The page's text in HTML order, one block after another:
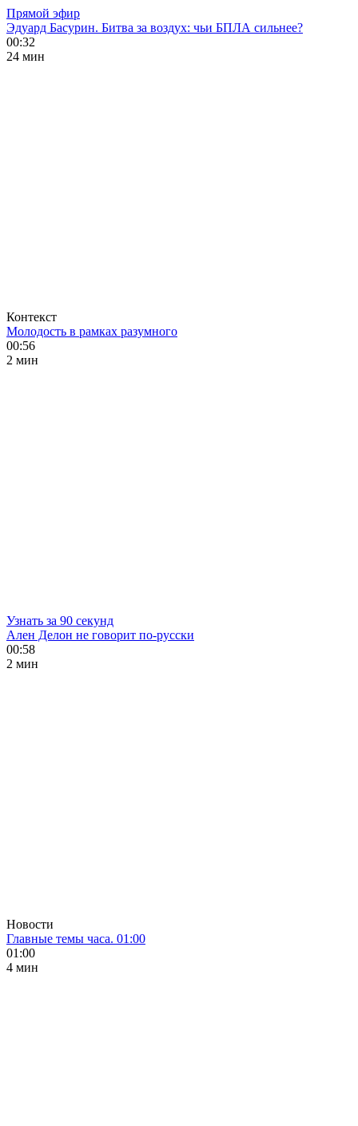
Прямой эфир
Эдуард Басурин. Битва за воздух: чьи БПЛА сильнее?
00:32
24 мин
Контекст
Молодость в рамках разумного
00:56
2 мин
Узнать за 90 секунд
Ален Делон не говорит по-русски
00:58
2 мин
Новости
Главные темы часа. 01:00
01:00
4 мин